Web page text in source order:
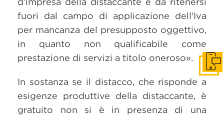
fuori dal campo di applicazione dell’Iva
per mancanza del presupposto oggettivo,
in quanto non qualificabile come
prestazione di servizi a titolo oneroso».
In sostanza se il distacco, che risponde a
esigenze produttive della distaccante, è
gratuito non si è in presenza di una
Get